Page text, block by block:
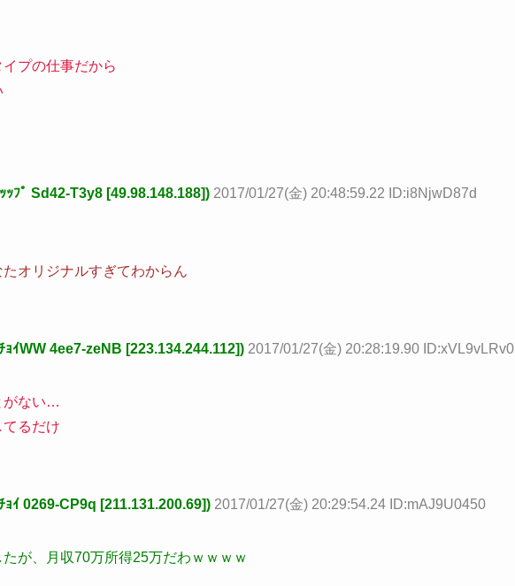
プの仕事だから
ｯﾌﾟ Sd42-T3y8 [49.98.148.188]) 2017/01/27(金) 20:48:59.22 ID:i8NjwD87d
オリジナルすぎてわからん
ｮｲWW 4ee7-zeNB [223.134.244.112]) 2017/01/27(金) 20:28:19.90 ID:xVL9vLRv0
がない…
るだけ
ｮｲ 0269-CP9q [211.131.200.69]) 2017/01/27(金) 20:29:54.24 ID:mAJ9U0450
が、月収70万所得25万だわｗｗｗｗ